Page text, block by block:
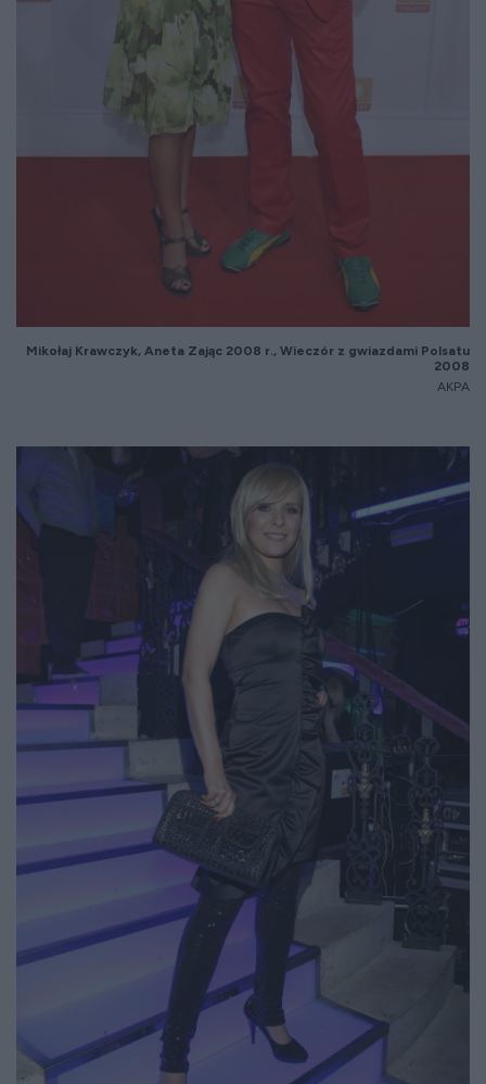
Mikołaj Krawczyk, Aneta Zając 2008 r., Wieczór z gwiazdami Polsatu
2008
AKPA